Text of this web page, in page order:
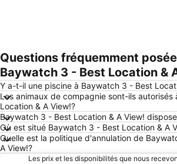
Agrandir la carte
Questions fréquemment
Baywatch 3 - Best Location &
Y a-t-il une piscine à Baywatch 3 - Best
Les animaux de compagnie sont-ils
Location & A View!?
Baywatch 3 - Best Location & A View!
Où est situé Baywatch 3 - Best Location & A
Quelle est la politique d'annulation de
A View!?
Les prix et les disponibilités que nous